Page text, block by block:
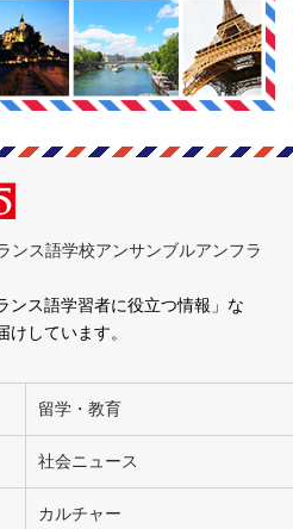
ンス語学校アンサンブルアンフラ
ンス語学習者に役立つ情報」な
しています。
留学・教育
社会ニュース
カルチャー